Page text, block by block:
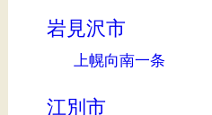
岩見沢市
上幌向南一条
江別市